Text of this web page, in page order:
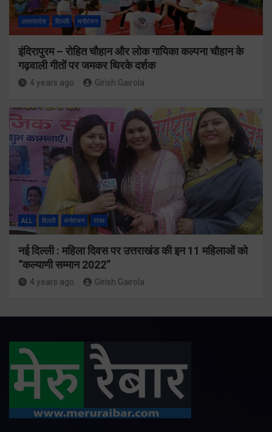
उत्तरप्रदेश दिल्ली मनोरंजन
इंदिरापुरम – रोहित चौहान और लोक गायिका कल्पना चौहान के
गढ़वाली गीतों पर जमकर थिरके दर्शक
4 years ago Girish Gairola
ALL दिल्ली मनोरंजन राज्य
नई दिल्ली : महिला दिवस पर उत्तराखंड की इन 11 महिलाओं को
“कल्याणी सम्मान 2022”
4 years ago Girish Gairola